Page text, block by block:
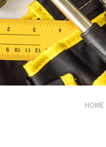
HOME